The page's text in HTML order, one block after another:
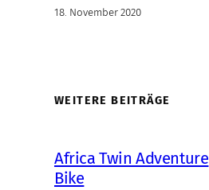
18. November 2020
WEITERE BEITRÄGE
Africa Twin Adventure
Bike